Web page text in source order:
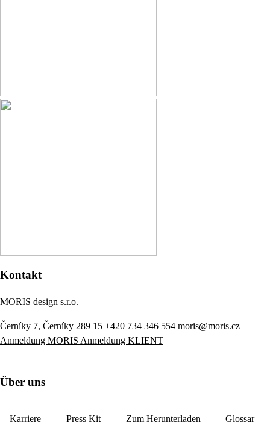
Kontakt
MORIS design s.r.o.
Černíky 7, Černíky 289 15 +420 734 346 554 moris@moris.cz
Anmeldung MORIS Anmeldung KLIENT
Über uns
Karriere Press Kit Zum Herunterladen Glossar